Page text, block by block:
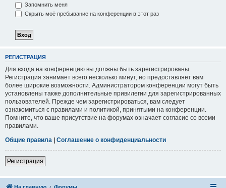
Запомнить меня
Скрыть моё пребывание на конференции в этот раз
РЕГИСТРАЦИЯ
Для входа на конференцию вы должны быть зарегистрированы.
Регистрация занимает всего несколько минут, но предоставляет вам
более широкие возможности. Администратором конференции могут быть
установлены также дополнительные привилегии для зарегистрированных
пользователей. Прежде чем зарегистрироваться, вам следует
ознакомиться с правилами и политикой, принятыми на конференции.
Помните, что ваше присутствие на форумах означает согласие со всеми
правилами.
Общие правила | Соглашение о конфиденциальности
Регистрация